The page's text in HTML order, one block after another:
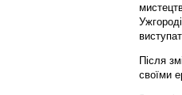
Після
своїми